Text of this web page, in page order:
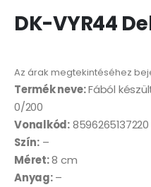
DK-VYR44
Az árak megtekintéséhez
Termék neve:Fából
0/200
Vonalkód:8596265137220
Szín:–
Méret:8 cm
Anyag:–